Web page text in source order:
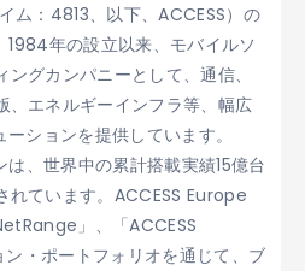
ム：4813、以下、ACCESS）の
1984年の設立以来、モバイルソ
グカンパニーとして、通信、
、エネルギーインフラ等、幅広
ションを提供しています。
、世界中の累計搭載実績15億台
れています。ACCESS Europe
」、「ACCESS
・ポートフォリオを通じて、ブ